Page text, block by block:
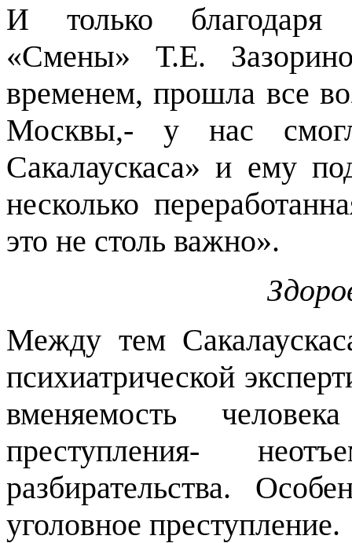
И только благодаря
«Смены» Т.Е.
временем, прошла все
Москвы,- у нас
Сакалаускаса» и ему
несколько
это не столь важно».
Между тем
психиатрической
вменяемость
преступления-
разбирательства.
уголовное преступление.